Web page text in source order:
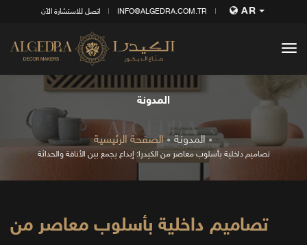
اتصل للاستشارة الآن INFO@ALGEDRA.COM.TR AR
المدونة
الصفحة الرئيسية المدونة
تصاميم داخلية بأسلوب معاصر من الكيدرا: إبداع يجمع بين الأناقة والحداثة
تصاميم داخلية بأسلوب معاصر من